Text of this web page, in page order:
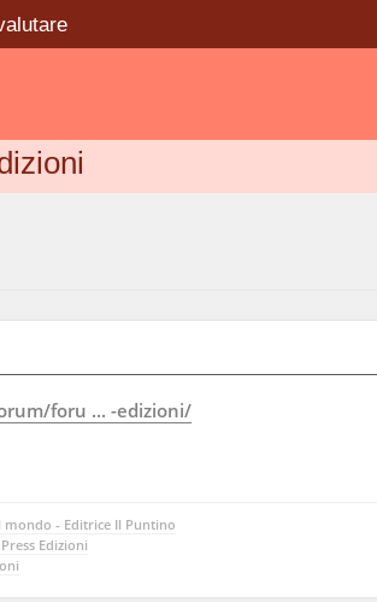
foru ... -edizioni/
- Editrice Il Puntino
Edizioni